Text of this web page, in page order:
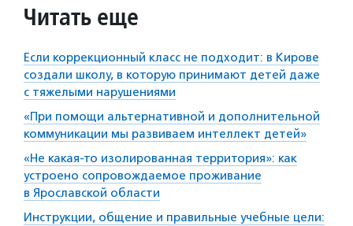
Читать еще
Если коррекционный класс не подходит: в Кирове
создали школу, в которую принимают детей даже
с тяжелыми нарушениями
«При помощи альтернативной и дополнительной
коммуникации мы развиваем интеллект детей»
«Не какая-то изолированная территория»: как
устроено сопровождаемое проживание
в Ярославской области
Инструкции, общение и правильные учебные цели: